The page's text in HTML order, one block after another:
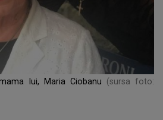
lui, Maria Ciobanu
(sursa foto: